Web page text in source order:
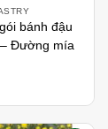
bánh đậu
Đường mía